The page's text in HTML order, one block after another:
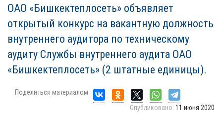
ОАО «Бишкектеплосеть» объявляет
открытый конкурс на вакантную должность
внутреннего аудитора по техническому
аудиту Службы внутреннего аудита ОАО
«Бишкектеплосеть» (2 штатные единицы).
Поделиться материалом
Опубликовано: 11 июня 2020